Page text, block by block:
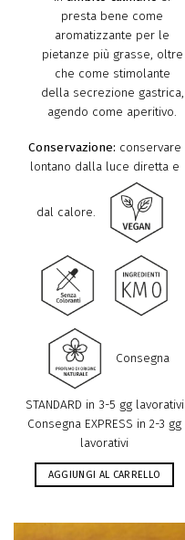
presta bene come
aromatizzante per le
pietanze più grasse, oltre
che come stimolante
della secrezione gastrica,
agendo come aperitivo.
Conservazione: conservare
lontano dalla luce diretta e
dal calore.
Consegna
STANDARD in 3-5 gg lavorativi
Consegna EXPRESS in 2-3 gg
lavorativi
AGGIUNGI AL CARRELLO